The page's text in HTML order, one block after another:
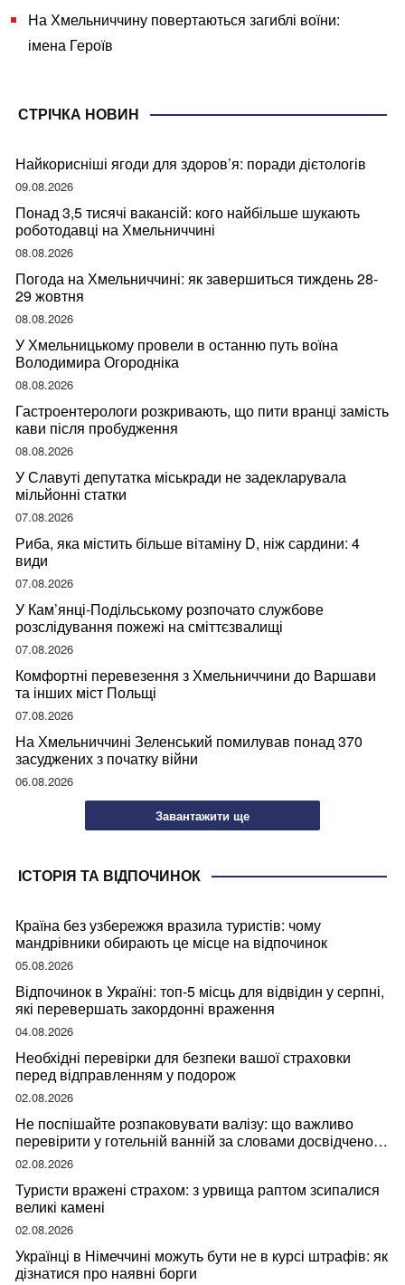
На Хмельниччину повертаються загиблі воїни:
імена Героїв
СТРІЧКА НОВИН
Найкорисніші ягоди для здоров’я: поради дієтологів
09.08.2026
Понад 3,5 тисячі вакансій: кого найбільше шукають
роботодавці на Хмельниччині
08.08.2026
Погода на Хмельниччині: як завершиться тиждень 28-
29 жовтня
08.08.2026
У Хмельницькому провели в останню путь воїна
Володимира Огородніка
08.08.2026
Гастроентерологи розкривають, що пити вранці замість
кави після пробудження
08.08.2026
У Славуті депутатка міськради не задекларувала
мільйонні статки
07.08.2026
Риба, яка містить більше вітаміну D, ніж сардини: 4
види
07.08.2026
У Кам’янці-Подільському розпочато службове
розслідування пожежі на сміттєзвалищі
07.08.2026
Комфортні перевезення з Хмельниччини до Варшави
та інших міст Польщі
07.08.2026
На Хмельниччині Зеленський помилував понад 370
засуджених з початку війни
06.08.2026
Завантажити ще
ІСТОРІЯ ТА ВІДПОЧИНОК
Країна без узбережжя вразила туристів: чому
мандрівники обирають це місце на відпочинок
05.08.2026
Відпочинок в Україні: топ-5 місць для відвідин у серпні,
які перевершать закордонні враження
04.08.2026
Необхідні перевірки для безпеки вашої страховки
перед відправленням у подорож
02.08.2026
Не поспішайте розпаковувати валізу: що важливо
перевірити у готельній ванній за словами досвідченої
мандрівниці
02.08.2026
Туристи вражені страхом: з урвища раптом зсипалися
великі камені
02.08.2026
Українці в Німеччині можуть бути не в курсі штрафів: як
дізнатися про наявні борги